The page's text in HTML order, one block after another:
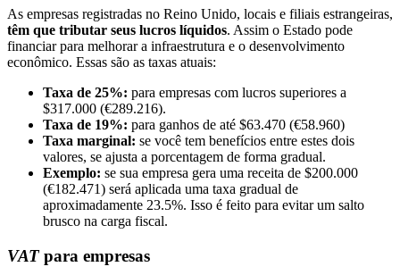
As empresas registradas no Reino Unido, locais e filiais estrangeiras,
têm que tributar seus lucros líquidos. Assim o Estado pode
financiar para melhorar a infraestrutura e o desenvolvimento
econômico. Essas são as taxas atuais:
Taxa de 25%: para empresas com lucros superiores a
$317.000 (€289.216).
Taxa de 19%: para ganhos de até $63.470 (€58.960)
Taxa marginal: se você tem benefícios entre estes dois
valores, se ajusta a porcentagem de forma gradual.
Exemplo: se sua empresa gera uma receita de $200.000
(€182.471) será aplicada uma taxa gradual de
aproximadamente 23.5%. Isso é feito para evitar um salto
brusco na carga fiscal.
VATpara empresas